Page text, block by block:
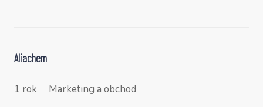
Aliachem
1 rok Marketing a obchod